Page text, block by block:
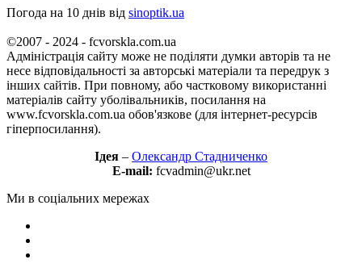
Погода на 10 днів від sinoptik.ua
©2007 - 2024 - fcvorskla.com.ua
Адміністрація сайту може не поділяти думки авторів та не
несе відповідальності за авторські матеріали та передрук з
інших сайтів. При повному, або частковому використанні
матеріалів сайту уболівальників, посилання на
www.fcvorskla.com.ua обов'язкове (для інтернет-ресурсів
гіперпосилання).
Ідея – Олександр Стадниченко
E-mail: fcvadmin@ukr.net
Ми в соціальних мережах